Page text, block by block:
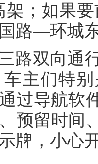
架；如果
路—环城
路双向通
主们特
过导航软
预留时间
牌，小心